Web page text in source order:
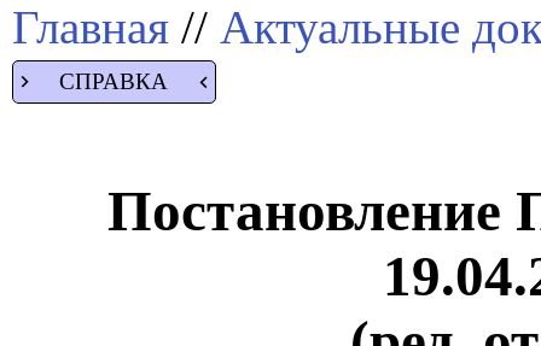
Главная // Актуальные
СПРАВКА
Постановление